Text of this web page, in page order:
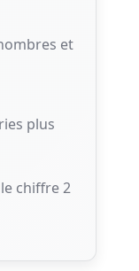
et
plus
chiffre 2